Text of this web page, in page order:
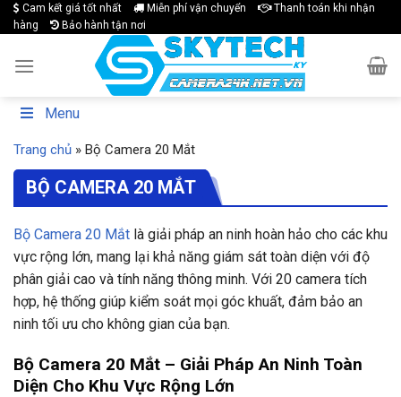
Skip
to
Cam kết giá tốt nhất Miễn phí vận chuyển
Thanh toán khi nhận
hàng
Bảo hành tận nơi
Menu
Trang chủ » Bộ Camera 20 Mắt
BỘ CAMERA 20 MẮT
Bộ Camera 20 Mắt là giải pháp an ninh hoàn hảo cho các khu
vực rộng lớn, mang lại khả năng giám sát toàn diện với độ
phân giải cao và tính năng thông minh. Với 20 camera tích
hợp, hệ thống giúp kiểm soát mọi góc khuất, đảm bảo an
ninh tối ưu cho không gian của bạn.
Bộ Camera 20 Mắt – Giải Pháp An Ninh Toàn
Diện Cho Khu Vực Rộng Lớn